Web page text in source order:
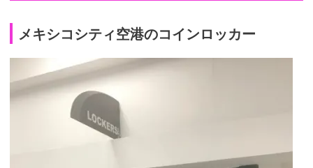
メキシコシティ空港のコインロッカー